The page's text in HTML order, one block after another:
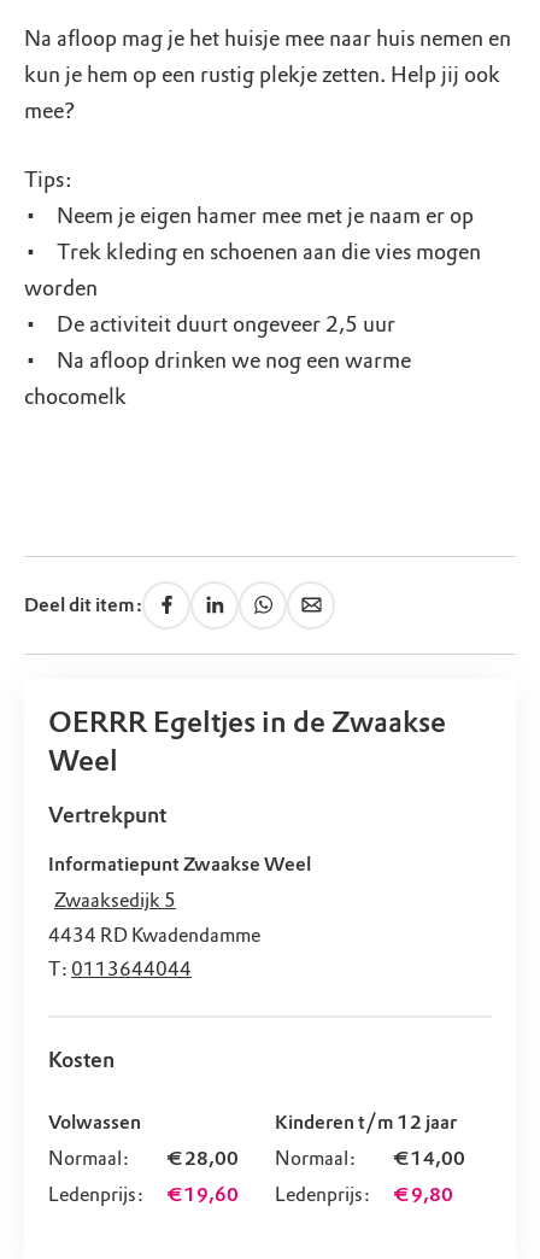
Na afloop mag je het huisje mee naar huis nemen en
kun je hem op een rustig plekje zetten. Help jij ook
mee?
Tips:
• Neem je eigen hamer mee met je naam er op
• Trek kleding en schoenen aan die vies mogen
worden
• De activiteit duurt ongeveer 2,5 uur
• Na afloop drinken we nog een warme
chocomelk
Deel dit item:
OERRR Egeltjes in de Zwaakse
Weel
Vertrekpunt
Informatiepunt Zwaakse Weel
Zwaaksedijk 5
4434 RD Kwadendamme
T: 0113644044
Kosten
Volwassen
Normaal:
€ 28,00
Ledenprijs:
€ 19,60
Kinderen t/m 12 jaar
Normaal:
€ 14,00
Ledenprijs:
€ 9,80